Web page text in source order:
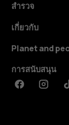
สำรวจ
เกี่ยวกับ
Planet and
การสนับสนุน
Facebook